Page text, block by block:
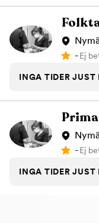
-Ej
INGA TIDER JUST
-Ej
INGA TIDER JUST